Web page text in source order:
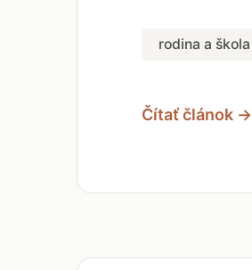
rodina a škola
Čítať článok →